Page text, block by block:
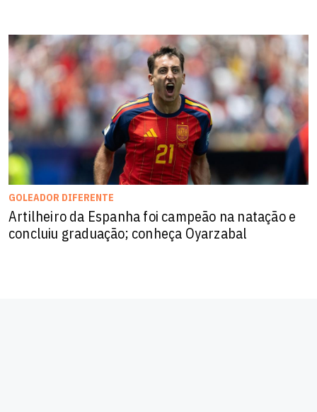
GOLEADOR DIFERENTE
Artilheiro da Espanha foi campeão na natação e
concluiu graduação; conheça Oyarzabal